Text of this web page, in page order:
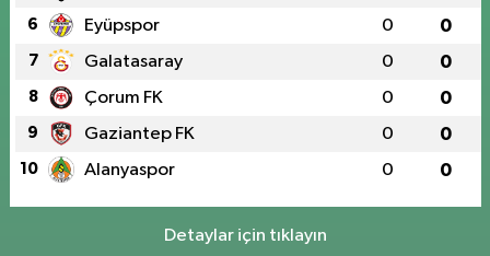
6 Eyüpspor 0 0
7 Galatasaray 0 0
8 Çorum FK 0 0
9 Gaziantep FK 0 0
10 Alanyaspor 0 0
Detaylar için tıklayın